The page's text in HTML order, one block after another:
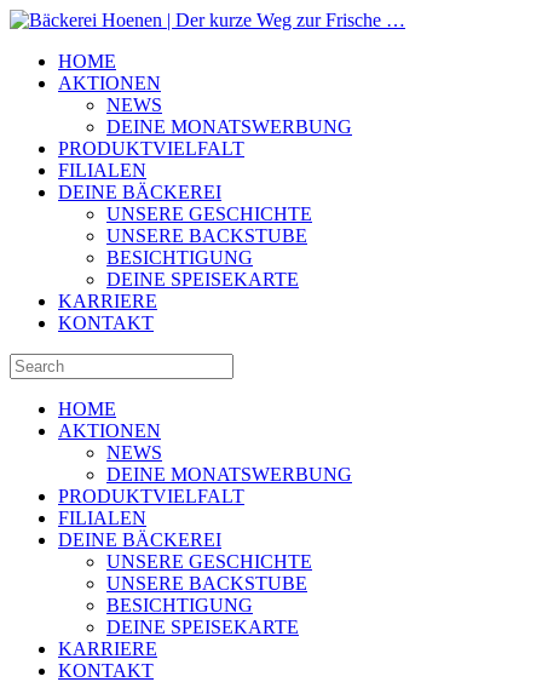
HOME
AKTIONEN
NEWS
DEINE MONATSWERBUNG
PRODUKTVIELFALT
FILIALEN
DEINE BÄCKEREI
UNSERE GESCHICHTE
UNSERE BACKSTUBE
BESICHTIGUNG
DEINE SPEISEKARTE
KARRIERE
KONTAKT
HOME
AKTIONEN
NEWS
DEINE MONATSWERBUNG
PRODUKTVIELFALT
FILIALEN
DEINE BÄCKEREI
UNSERE GESCHICHTE
UNSERE BACKSTUBE
BESICHTIGUNG
DEINE SPEISEKARTE
KARRIERE
KONTAKT